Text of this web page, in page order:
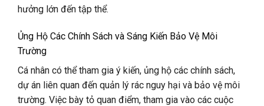
hưởng lớn đến tập thể.
Ủng Hộ Các Chính Sách và Sáng Kiến Bảo Vệ Môi
Trường
Cá nhân có thể tham gia ý kiến, ủng hộ các chính sách,
dự án liên quan đến quản lý rác nguy hại và bảo vệ môi
trường. Việc bày tỏ quan điểm, tham gia vào các cuộc